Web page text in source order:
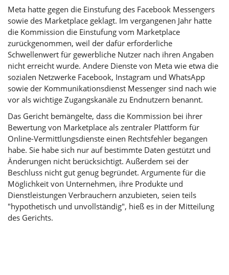
Meta hatte gegen die Einstufung des Facebook Messengers
sowie des Marketplace geklagt. Im vergangenen Jahr hatte
die Kommission die Einstufung vom Marketplace
zurückgenommen, weil der dafür erforderliche
Schwellenwert für gewerbliche Nutzer nach ihren Angaben
nicht erreicht wurde. Andere Dienste von Meta wie etwa die
sozialen Netzwerke Facebook, Instagram und WhatsApp
sowie der Kommunikationsdienst Messenger sind nach wie
vor als wichtige Zugangskanäle zu Endnutzern benannt.
Das Gericht bemängelte, dass die Kommission bei ihrer
Bewertung von Marketplace als zentraler Plattform für
Online-Vermittlungsdienste einen Rechtsfehler begangen
habe. Sie habe sich nur auf bestimmte Daten gestützt und
Änderungen nicht berücksichtigt. Außerdem sei der
Beschluss nicht gut genug begründet. Argumente für die
Möglichkeit von Unternehmen, ihre Produkte und
Dienstleistungen Verbrauchern anzubieten, seien teils
"hypothetisch und unvollständig", hieß es in der Mitteilung
des Gerichts.